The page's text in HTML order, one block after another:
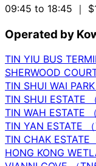
09:45 to 18:45 ｜
Operated by
TIN YIU BUS
SHERWOOD
TIN SHUI WAI
TIN SHUI ESTATE
TIN WAH ESTATE
TIN YAN ESTATE （
TIN CHAK ESTATE
HONG KONG